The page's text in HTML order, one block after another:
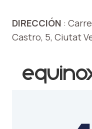
DIRECCIÓN :
Castro, 5, Ciutat